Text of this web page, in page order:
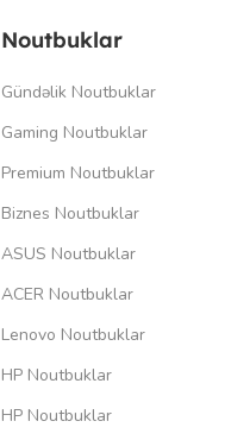
Noutbuklar
Gündəlik Noutbuklar
Gaming Noutbuklar
Premium Noutbuklar
Biznes Noutbuklar
ASUS Noutbuklar
ACER Noutbuklar
Lenovo Noutbuklar
HP Noutbuklar
HP Noutbuklar